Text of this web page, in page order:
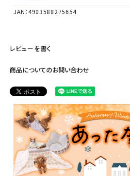
JAN：4903588275654
レビューを書く
商品についてのお問い合わせ